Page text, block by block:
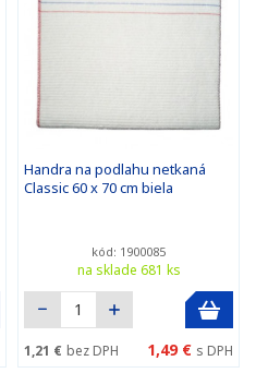
Handra na podlahu netkaná
Classic 60 x 70 cm biela
kód: 1900085
na sklade 681 ks
1,21 € bez DPH 1,49 € s DPH